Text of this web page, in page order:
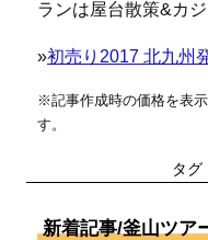
ランは屋台散策&カ
»初売り2017 北九州
※記事作成時の価格を表
す。
タグ
新着記事/釜山ツア